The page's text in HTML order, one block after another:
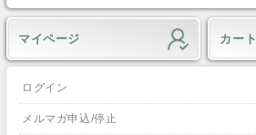
マイページ カート
ログイン
メルマガ申込/停止